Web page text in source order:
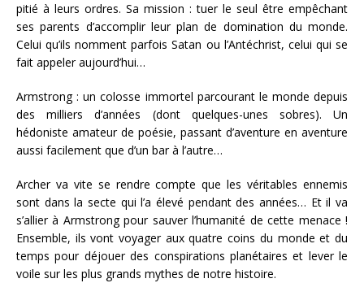
pitié à leurs ordres. Sa mission : tuer le seul être empêchant
ses parents d’accomplir leur plan de domination du monde.
Celui qu’ils nomment parfois Satan ou l’Antéchrist, celui qui se
fait appeler aujourd’hui…
Armstrong : un colosse immortel parcourant le monde depuis
des milliers d’années (dont quelques-unes sobres). Un
hédoniste amateur de poésie, passant d’aventure en aventure
aussi facilement que d’un bar à l’autre…
Archer va vite se rendre compte que les véritables ennemis
sont dans la secte qui l’a élevé pendant des années… Et il va
s’allier à Armstrong pour sauver l’humanité de cette menace !
Ensemble, ils vont voyager aux quatre coins du monde et du
temps pour déjouer des conspirations planétaires et lever le
voile sur les plus grands mythes de notre histoire.